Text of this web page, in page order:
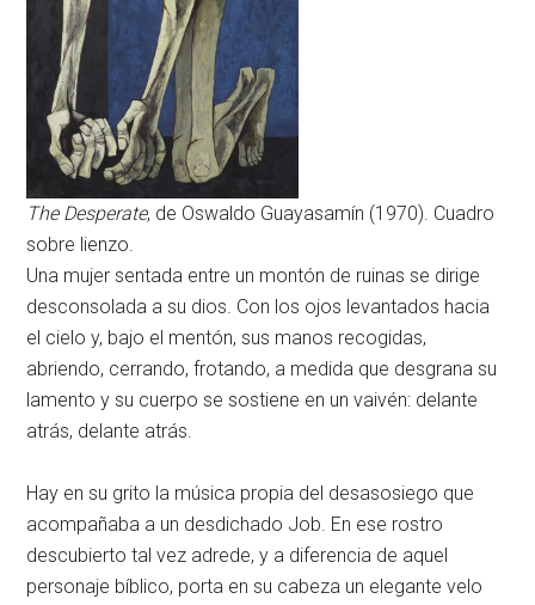
The Desperate, de Oswaldo Guayasamín (1970). Cuadro
sobre lienzo.
Una mujer sentada entre un montón de ruinas se dirige
desconsolada a su dios. Con los ojos levantados hacia
el cielo y, bajo el mentón, sus manos recogidas,
abriendo, cerrando, frotando, a medida que desgrana su
lamento y su cuerpo se sostiene en un vaivén: delante
atrás, delante atrás.
Hay en su grito la música propia del desasosiego que
acompañaba a un desdichado Job. En ese rostro
descubierto tal vez adrede, y a diferencia de aquel
personaje bíblico, porta en su cabeza un elegante velo